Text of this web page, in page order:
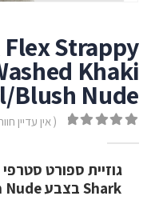
Strappy
Khaki
Blush Nude
( אין עדיין
Shark בצבע Washed Khaki Marl/Blush Nude